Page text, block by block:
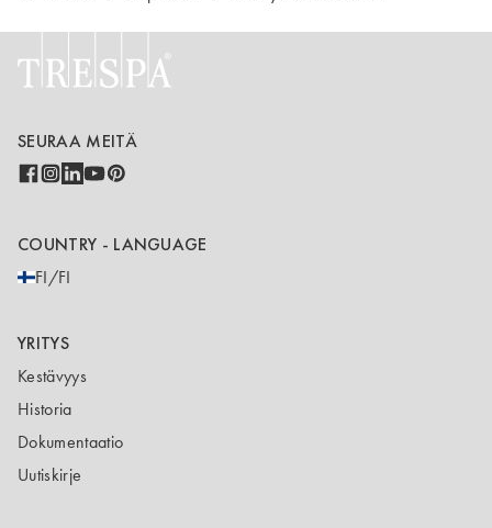
SEURAA MEITÄ
COUNTRY - LANGUAGE
FI/FI
YRITYS
Kestävyys
Historia
Dokumentaatio
Uutiskirje